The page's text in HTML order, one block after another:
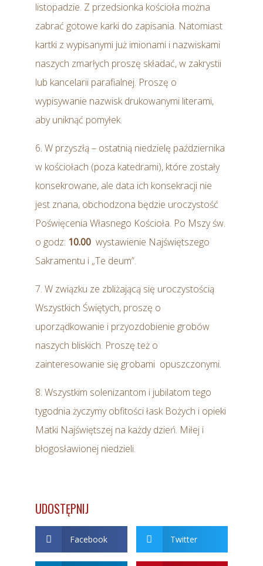
listopadzie. Z przedsionka kościoła można
zabrać gotowe karki do zapisania. Natomiast
kartki z wypisanymi już imionami i nazwiskami
naszych zmarłych proszę składać, w zakrystii
lub kancelarii parafialnej. Proszę o
wypisywanie nazwisk drukowanymi literami,
aby uniknąć pomyłek.
6. W przyszłą – ostatnią niedzielę października
w kościołach (poza katedrami), które zostały
konsekrowane, ale data ich konsekracji nie
jest znana, obchodzona będzie uroczystość
Poświęcenia Własnego Kościoła. Po Mszy św.
o godz: 10.00 wystawienie Najświętszego
Sakramentu i „Te deum”.
7. W związku ze zbliżającą się uroczystością
Wszystkich Świętych, proszę o
uporządkowanie i przyozdobienie grobów
naszych bliskich. Proszę też o
zainteresowanie się grobami opuszczonymi.
8. Wszystkim solenizantom i jubilatom tego
tygodnia życzymy obfitości łask Bożych i opieki
Matki Najświętszej na każdy dzień. Miłej i
błogosławionej niedzieli.
UDOSTĘPNIJ
Facebook Twitter